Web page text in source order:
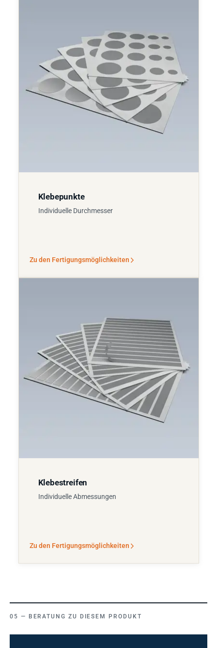
Klebepunkte
Individuelle Durchmesser
Zu den Fertigungsmöglichkeiten
Klebestreifen
Individuelle Abmessungen
Zu den Fertigungsmöglichkeiten
BERATUNG ZU DIESEM PRODUKT